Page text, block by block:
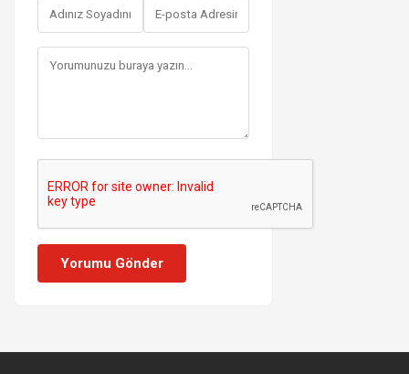
Yorumu Gönder